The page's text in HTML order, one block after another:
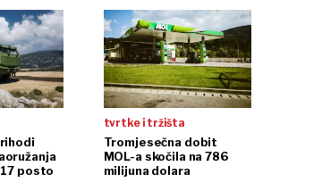
17 posto
tvrtke i tržišta
Tromjesečna dobit
MOL-a skočila na 786
milijuna dolara